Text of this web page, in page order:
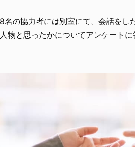
8名の協力者には別室にて、会話をし
人物と思ったかについてアンケートに